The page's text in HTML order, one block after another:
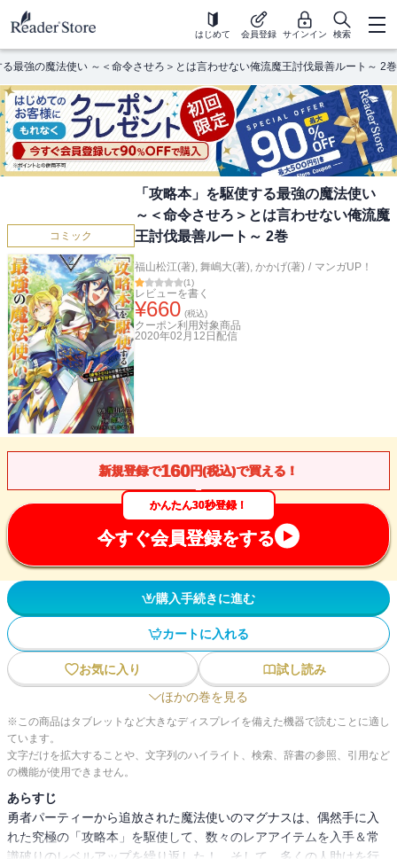
はじめて 会員登録 サインイン 検索
最強の魔法使い ～＜命令させろ＞とは言わせない俺流魔王討伐最善ルート～ 2巻
コミック
「攻略本」を駆使する最強の魔法使い
～＜命令させろ＞とは言わせない俺流魔
王討伐最善ルート～ 2巻
福山松江(著), 舞嶋大(著), かかげ(著) / マンガUP！
(1)
レビューを書く
¥660 (税込)
クーポン利用対象商品
2020年02月12日 配信
新規登録で160円(税込)で買える！
かんたん30秒登録！
今すぐ会員登録をする
購入手続きに進む
カートに入れる
お気に入り
試し読み
ほかの巻を見る
※この商品はタブレットなど大きなディスプレイを備えた機器で読むことに適し
ています。
文字だけを拡大することや、文字列のハイライト、検索、辞書の参照、引用など
の機能が使用できません。
あらすじ
勇者パーティーから追放された魔法使いのマグナスは、偶然手に入
れた究極の「攻略本」を駆使して、数々のレアアイテムを入手＆常